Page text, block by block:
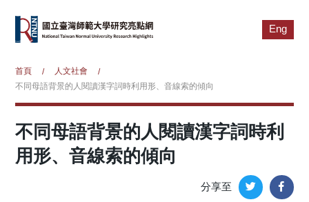
Eng
首頁 / 人文社會
/
不同母語背景的人閱讀漢字詞時利用形、音線索的傾向
不同母語背景的人閱讀漢字詞時利
用形、音線索的傾向
分享至